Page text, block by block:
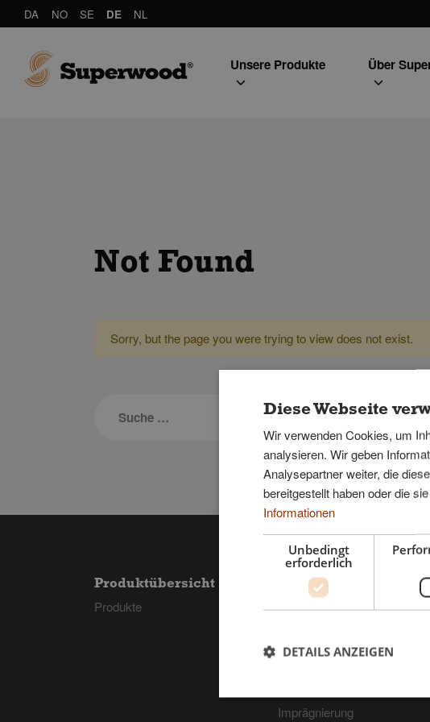
DA NO SE DE NL
Unsere Produkte Über
Not Found
Sorry, but the page you were trying to view does not exist.
Produktübersicht
Produkte
Vom Wald bis nach
Hause
Zuschnitt
Imprägnierung
Diese Webseite
Wir verwenden Cookies, um
analysieren. Wir geben
Analysepartner weiter, die
bereitgestellt haben oder die
Informationen
Unbedingt
erforderlich
DETAILS ANZEIGEN